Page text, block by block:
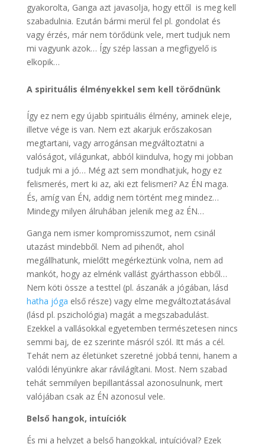
gyakorolta, Ganga azt javasolja, hogy ettől is meg kell
szabadulnia. Ezután bármi merül fel pl. gondolat és
vagy érzés, már nem törődünk vele, mert tudjuk nem
mi vagyunk azok… Így szép lassan a megfigyelő is
elkopik…
A spirituális élményekkel sem kell törődnünk
Így ez nem egy újabb spirituális élmény, aminek eleje,
illetve vége is van. Nem ezt akarjuk erőszakosan
megtartani, vagy arrogánsan megváltoztatni a
valóságot, világunkat, abból kiindulva, hogy mi jobban
tudjuk mi a jó… Még azt sem mondhatjuk, hogy ez
felismerés, mert ki az, aki ezt felismeri? Az ÉN maga.
És, amíg van ÉN, addig nem történt meg mindez…
Mindegy milyen álruhában jelenik meg az ÉN…
Ganga nem ismer kompromisszumot, nem csinál
utazást mindebből. Nem ad pihenőt, ahol
megállhatunk, mielőtt megérkeztünk volna, nem ad
mankót, hogy az elménk vallást gyárthasson ebből…
Nem köti össze a testtel (pl. ászanák a jógában, lásd
hatha jóga első része) vagy elme megváltoztatásával
(lásd pl. pszichológia) magát a megszabadulást.
Ezekkel a vallásokkal egyetemben természetesen nincs
semmi baj, de ez szerinte másról szól. Itt más a cél.
Tehát nem az életünket szeretné jobbá tenni, hanem a
valódi lényünkre akar rávilágítani. Most. Nem szabad
tehát semmilyen bepillantással azonosulnunk, mert
valójában csak az ÉN azonosul vele.
Belső hangok, intuíciók
És mi a helyzet a belső hangokkal, intuícióval? Ezek